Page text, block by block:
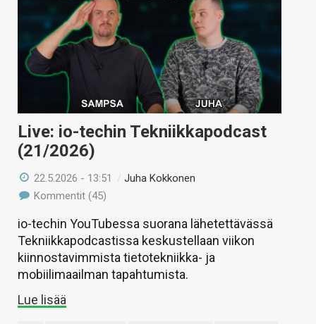
Live: io-techin Tekniikkapodcast
(21/2026)
22.5.2026 - 13:51 /Juha Kokkonen
Kommentit (45)
io-techin YouTubessa suorana lähetettävässä
Tekniikkapodcastissa keskustellaan viikon
kiinnostavimmista tietotekniikka- ja
mobiilimaailman tapahtumista.
Lue lisää